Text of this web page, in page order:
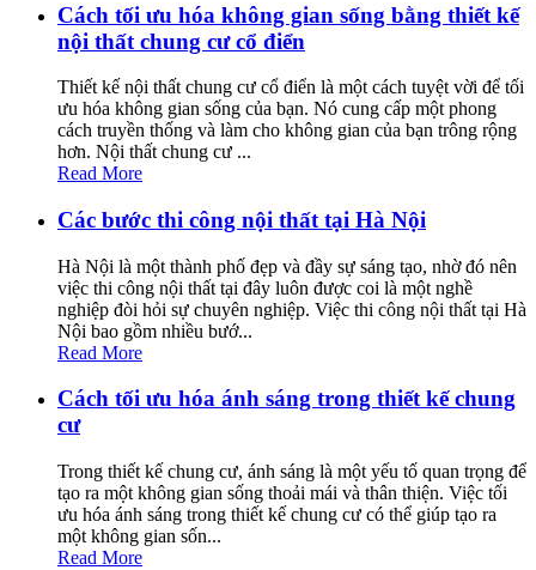
Cách tối ưu hóa không gian sống bằng thiết kế
nội thất chung cư cổ điển
Thiết kế nội thất chung cư cổ điển là một cách tuyệt vời để tối
ưu hóa không gian sống của bạn. Nó cung cấp một phong
cách truyền thống và làm cho không gian của bạn trông rộng
hơn. Nội thất chung cư ...
Read More
Các bước thi công nội thất tại Hà Nội
Hà Nội là một thành phố đẹp và đầy sự sáng tạo, nhờ đó nên
việc thi công nội thất tại đây luôn được coi là một nghề
nghiệp đòi hỏi sự chuyên nghiệp. Việc thi công nội thất tại Hà
Nội bao gồm nhiều bướ...
Read More
Cách tối ưu hóa ánh sáng trong thiết kế chung
cư
Trong thiết kế chung cư, ánh sáng là một yếu tố quan trọng để
tạo ra một không gian sống thoải mái và thân thiện. Việc tối
ưu hóa ánh sáng trong thiết kế chung cư có thể giúp tạo ra
một không gian sốn...
Read More